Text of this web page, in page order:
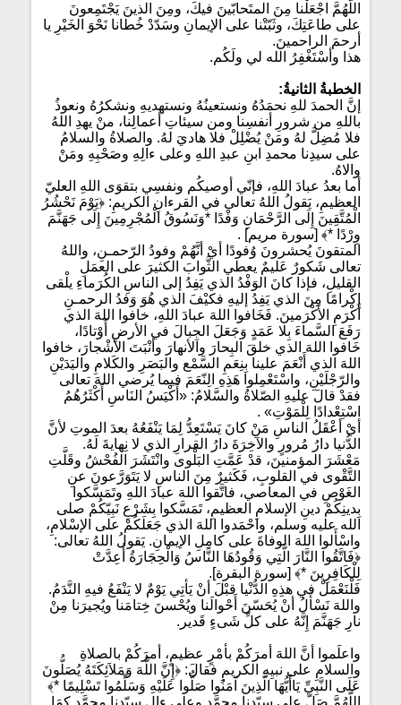
اللّهُمَّ اجْعَلْنا مِنَ المتَحابّينَ فيكَ، ومِنَ الذينَ يَجْتَمِعونَ
على طاعَتِكَ، وثَبّتْنا على الإيمانِ وسَدّدْ خُطانا نَحْوَ الخَيْرِ يا
أرحمَ الراحمينَ.
هذا وأسْتَغْفِرُ الله لي ولَكُم.
الخطبةُ الثانيةُ:
إنَّ الحمدَ للهِ نحمَدُهُ ونستعينُهُ ونستهديهِ ونشكرُهُ ونعوذُ
باللهِ من شرورِ أنفسِنا ومن سيئاتِ أعمالِنا، منْ يهدِ اللهُ
فلا مُضِلَّ لهُ ومَنْ يُضْلِلْ فلا هاديَ لهُ. والصلاةُ والسلامُ
على سيدِنا محمدِ ابنِ عبدِ اللهِ وعلى ءالِهِ وصَحْبِهِ ومَنْ
والاهُ.
أما بعدُ عبادَ اللهِ، فإنّي أوصيكُم ونفسِي بتقوَى اللهِ العليّ
العظيمِ، يَقولُ اللهُ تعالى في القرءانِ الكريمِ: ﴿يَوْمَ نَحْشُرُ
الْمُتَّقِينَ إِلَى الرَّحْمَانِ وَفْدًا *وَنَسُوقُ الْمُجْرِمِينَ إِلَى جَهَنَّمَ
وِرْدًا *﴾ [سورة مريم] .
المتقونَ يُحشرونَ وُفودًا أيْ أنَّهُمْ وفودُ الرّحمـنِ، واللهُ
تعالى شَكورٌ عَليمٌ يعطي الثَّوابَ الكثيرَ على العمَلِ
القليلِ، فإذا كانَ الوَفْدُ الذي يَفِدُ إلى الناسِ الكُرَماءِ يلْقى
إِكْرامًا مِنَ الذي يَفِدُ إليهِ فكيْفَ الذي هُوَ وَفدُ الرحمـنِ
أَكْرَمِ الأَكْرَمينَ. فَخَافوا اللهَ عبادَ اللهِ، خافوا اللهَ الذي
رَفَعَ السَّماءَ بِلا عَمَدٍ وَجَعَلَ الجِبالَ في الأرضِ أَوْتادًا،
خَافوا اللهَ الذي خلقَ البِحارَ والأنهارَ وأنْبَتَ الأشْجارَ، خافوا
اللهَ الذي أَنْعَمَ علينا بِنِعَمِ السَّمْع والبَصَرِ والكَلامِ واليَدَيْنِ
والرّجْلَيْنِ، واسْتَعْمِلوا هَذِهِ الِنّعَمَ فيما يُرضي اللهَ تعالى
فقدْ قالَ عليهِ الصّلاةُ والسَّلامُ: «أَكْيَسُ النَاسِ أَكْثَرُهُمُ
اسْتِعْدادًا لِلْمَوْتِ» .
أيْ أعْقَلُ الناسِ مَنْ كانَ يَسْتَعِدُّ لِمَا يَنْفَعُهُ بعدَ الموتِ لأنَّ
الدُّنيا دارُ مُرورٍ والآخِرَةَ دارُ القرارِ الذي لا نِهايةَ لَهُ.
مَعْشَرَ المؤمنينَ، قدْ عَمَّتِ البَلْوى وانْتَشَرَ الفُحْشُ وقَلَّتِ
التَّقْوى في القلوبِ، فَكَثيرٌ مِنَ الناسِ لا يَتَوَرَّعونَ عنِ
الغَوْصِ في المعاصي، فاتَّقوا اللهَ عبادَ اللهِ وتَمَسَّكوا
بِدينِكُمْ دينِ الإسلامِ العظيمِ، تَمَسَّكوا بِشَرْعِ نَبِيّكُمْ صلى
الله عليه وسلم، واحْمَدوا اللهَ الذي جَعَلَكُمْ على الإسْلامِ،
واسْأَلوا اللهَ الوفاةَ على كامِلِ الإيمانِ. يَقولُ اللهُ تعالى:
﴿فَاتَّقُوا النَّارَ الَّتِي وَقُودُهَا النَّاسُ وَالْحِجَارَةُ أُعِدَّتْ
لِلْكَافِرِينَ *﴾ [سورة البقرة].
فَلْنَعْمَلْ في هذِهِ الدُّنْيا قبْلَ أنْ يَأتِي يَوْمٌ لا يَنْفَعُ فيهِ النَّدَمُ.
واللهَ نَسْأَلُ أنْ يُحَسّنَ أَحْوالَنا ويُحْسنَ خِتامَنا ويُجيرَنا مِنْ
نارِ جَهَنَّمَ إِنَّهُ على كلِّ شَىءٍ قَدير.
واعلَموا أنَّ اللهَ أمرَكُمْ بأمْرٍ عظيمٍ، أمرَكُمْ بالصلاةِ
والسلامِ على نبيِهِ الكريمِ فقالَ: ﴿إِنَّ اللَّهَ وَمَلاَئِكَتَهُ يُصَلُّونَ
عَلَى النَّبِيِّ يَاأَيُّهَا الَّذِينَ آمَنُوا صَلُّوا عَلَيْهِ وَسَلِّمُوا تَسْلِيمًا *﴾
اللّهُمَّ صَلّ على سيّدِنا محمَّدٍ وعلى ءالِ سيّدِنا محمَّدٍ كمَا